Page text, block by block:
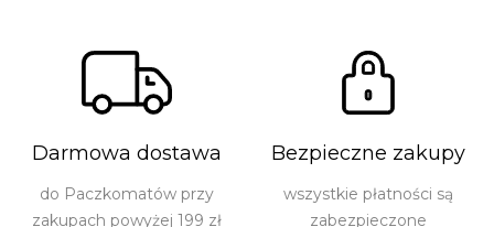
Darmowa dostawa
do Paczkomatów przy
zakupach powyżej 199 zł
Bezpieczne zakupy
wszystkie płatności są
zabezpieczone